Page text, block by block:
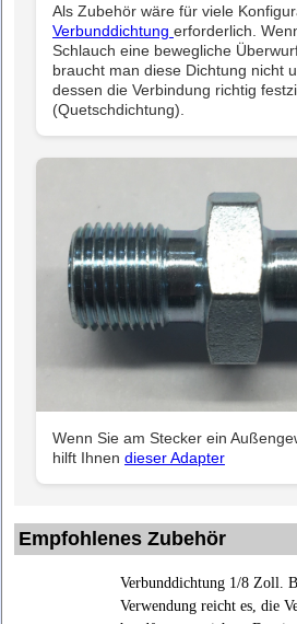
Als Zubehör wäre für viele
Verbunddichtung erforderlich.
Schlauch eine bewegliche
braucht man diese Dichtung nicht
dessen die Verbindung richtig
(Quetschdichtung).
Wenn Sie am Stecker ein
hilft Ihnen dieser Adapter
Empfohlenes Zubehör
Verbunddichtung 1/8 Zoll.
Verwendung reicht es, die